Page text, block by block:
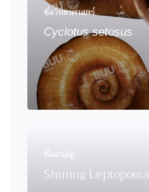
ชื่อวิทยาศาสตร์
Cyclotus setosus
ชื่อสามัญ
Shining Leptopoma